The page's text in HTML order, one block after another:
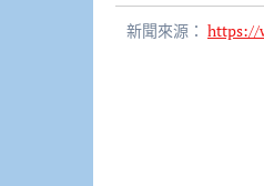
新聞來源： https://